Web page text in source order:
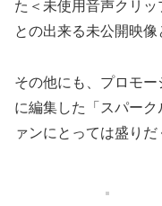
た＜未使用音声クリ
との出来る未公開映像
その他にも、プロモ
に編集した「スパー
ァンにとっては盛りだ